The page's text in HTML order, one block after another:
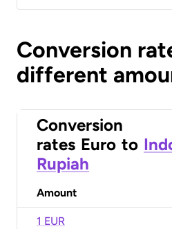
Conversion
different
Conversion
rates Euro to
Rupiah
Amount
1 EUR